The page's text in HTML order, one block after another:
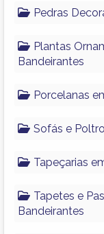
Pedras
Plantas
Bandeirantes
Porcelanas
Sofás e
Tapeçarias
Tapetes e
Bandeirantes